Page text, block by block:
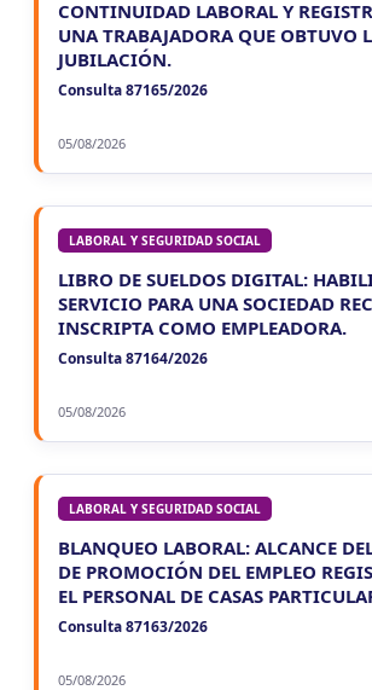
CONTINUIDAD LABORAL Y
UNA TRABAJADORA QUE OBTUVO
JUBILACIÓN.
Consulta 87165/2026
05/08/2026
LABORAL Y SEGURIDAD SOCIAL
LIBRO DE SUELDOS DIGITAL:
SERVICIO PARA UNA SOCIEDAD
INSCRIPTA COMO EMPLEADORA.
Consulta 87164/2026
05/08/2026
LABORAL Y SEGURIDAD SOCIAL
BLANQUEO LABORAL: ALCANCE
DE PROMOCIÓN DEL EMPLEO
EL PERSONAL DE CASAS
Consulta 87163/2026
05/08/2026